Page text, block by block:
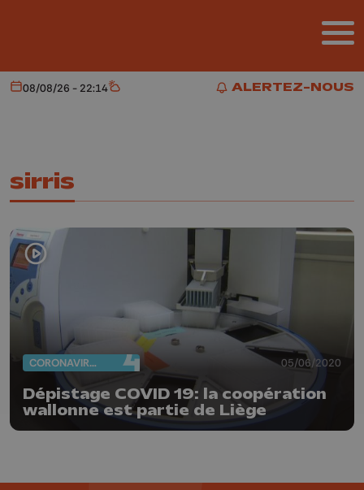
ALERTEZ-NOUS
ALERTEZ-NOUS
Aujourd'hui
08/08/26 - 22:14 Météo
sirris
CORONAVIRUS 05/06/2020
Dépistage COVID 19: la coopération
wallonne est partie de Liège